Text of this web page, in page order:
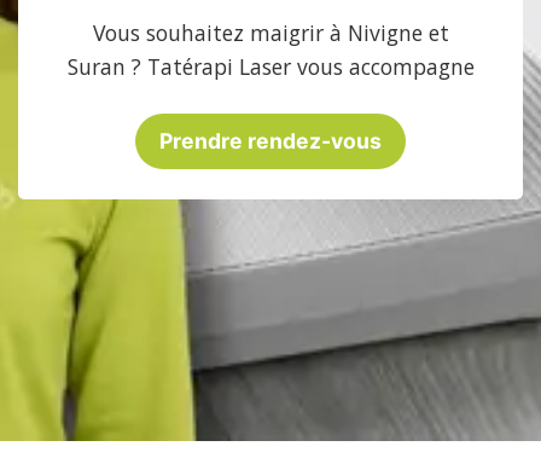
Vous souhaitez maigrir à Nivigne et
Suran ? Tatérapi Laser vous accompagne
Prendre rendez-vous